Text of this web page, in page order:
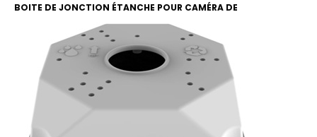
BOITE DE JONCTION ÉTANCHE POUR CAMÉRA DE
SURVEILLANCE RBOX 13X13